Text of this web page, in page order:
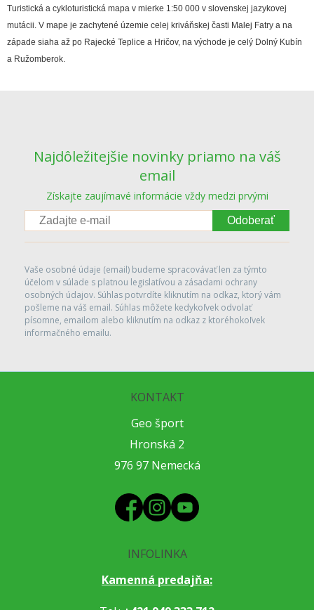
Turistická a cykloturistická mapa v mierke 1:50 000 v slovenskej jazykovej
mutácii. V mape je zachytené územie celej kriváňskej časti Malej Fatry a na
západe siaha až po Rajecké Teplice a Hričov, na východe je celý Dolný Kubín
a Ružomberok.
Najdôležitejšie novinky priamo na váš
email
Získajte zaujímavé informácie vždy medzi prvými
Odoberať
Vaše osobné údaje (email) budeme spracovávať len za týmto
účelom v súlade s platnou legislatívou a zásadami ochrany
osobných údajov. Súhlas potvrdíte kliknutím na odkaz, ktorý vám
pošleme na váš email. Súhlas môžete kedykoľvek odvolať
písomne, emailom alebo kliknutím na odkaz z ktoréhokoľvek
informačného emailu.
KONTAKT
Geo šport
Hronská 2
976 97 Nemecká
INFOLINKA
Kamenná predajňa: